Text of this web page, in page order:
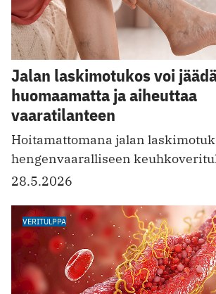
Jalan laskimotukos voi
huomaamatta ja aiheuttaa
vaaratilanteen
Hoitamattomana jalan
hengenvaaralliseen
28.5.2026
VERITULPPA